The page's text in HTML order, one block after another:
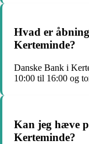
Hvad er
Kerteminde?
Danske Bank i
10:00 til 16:00 og
Kan jeg hæve
Kerteminde?